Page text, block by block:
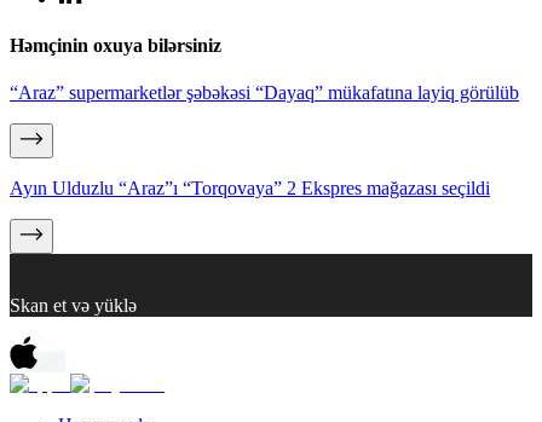
Həmçinin oxuya bilərsiniz
“Araz” supermarketlər şəbəkəsi “Dayaq” mükafatına layiq görülüb
Ayın Ulduzlu “Araz”ı “Torqovaya” 2 Ekspres mağazası seçildi
Skan et və yüklə